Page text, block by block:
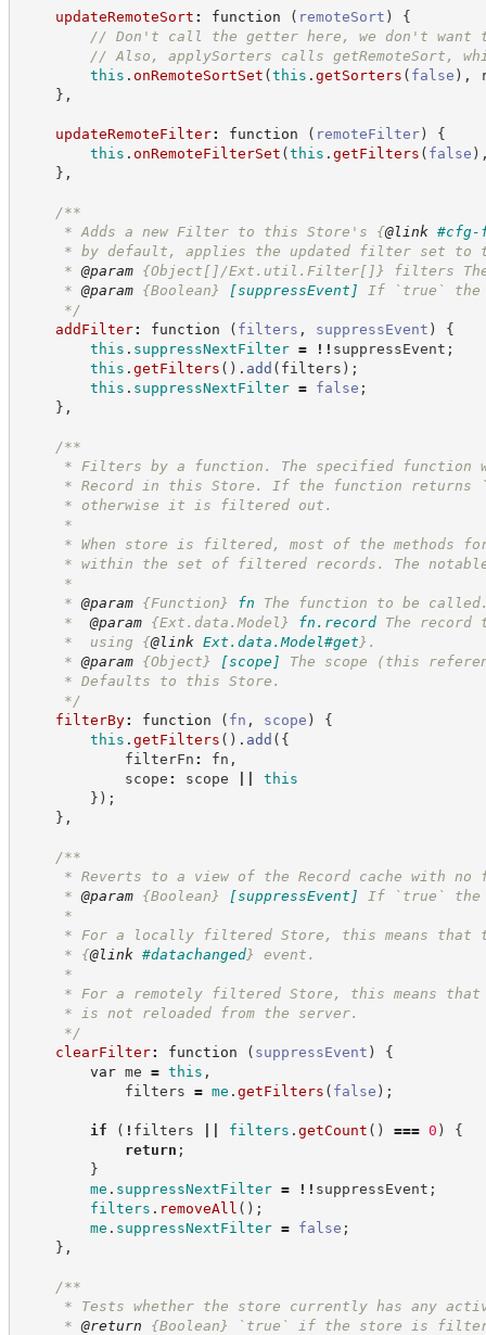
updateRemoteSort : function ( remoteSort )
{
// Don't call the getter here, we don't want
// Also, applySorters calls getRemoteSort,
this . onRemoteSortSet (this . getSorters ( false ) ,
} ,
updateRemoteFilter: function ( remoteFilter)
{
this . onRemoteFilterSet (this . getFilters ( false )
} ,
/**
* Adds a new Filter to this Store's {@link
* by default, applies the updated filter set to
* @param {Object[]/Ext.util.Filter[]} filters The
* @param {Boolean} [suppressEvent]
If `true`
*/
addFilter: function ( filters , suppressEvent )
{
this . suppressNextFilter = !! suppressEvent ;
this . getFilters ( ) . add ( filters ) ;
this . suppressNextFilter = false ;
} ,
/**
* Filters by a function. The specified function
* Record in this Store. If the function returns
* otherwise it is filtered out.
*
* When store is filtered, most of the methods for
* within the set of filtered records. The
*
* @param {Function} fn
The function to be
* @param {Ext.data.Model} fn.record
The
*  using {@link Ext.data.Model#get } .
* @param {Object} [scope]
The scope (this
* Defaults to this Store.
*/
filterBy: function ( fn , scope )
{
this . getFilters ( ) . add ( {
filterFn : fn ,
scope : scope
this
} ) ;
} ,
/**
* Reverts to a view of the Record cache with
* @param {Boolean} [suppressEvent]
If `true`
*
* For a locally filtered Store, this means that
* {@link #datachanged} event.
*
* For a remotely filtered Store, this means
* is not reloaded from the server.
*/
clearFilter: function ( suppressEvent )
{
var me = this ,
filters = me . getFilters ( false ) ;
if ( ! filters filters . getCount ( ) === 0 )
{
return ;
}
me . suppressNextFilter = !! suppressEvent ;
filters . removeAll ( ) ;
me . suppressNextFilter = false ;
} ,
/**
* Tests whether the store currently has any
* @return {Boolean}
`true` if the store is